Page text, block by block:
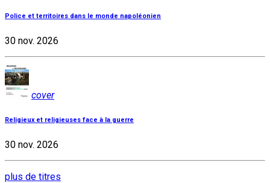
Police et territoires dans le monde napoléonien
30 nov. 2026
cover
Religieux et religieuses face à la guerre
30 nov. 2026
plus de titres